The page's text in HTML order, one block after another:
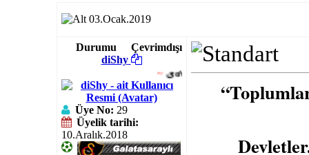
03.Ocak.2019
Durumu
Çevrimdışı
diShy
یơυℓℓεss ..
Üye No: 29
Üyelik tarihi:
10.Aralık.2018